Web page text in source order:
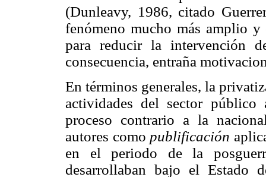
(Dunleavy, 1986, citado
fenómeno mucho más amplio
para reducir la intervención
consecuencia, entraña
En términos generales, la
actividades del sector
proceso contrario a la
autores como publificación
en el periodo de la
desarrollaban bajo el Estado